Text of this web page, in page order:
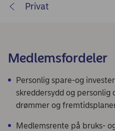
Privat
Medlemsfordeler
Personlig spare-og
skreddersydd og
drømmer og
Medlemsrente på bruks-